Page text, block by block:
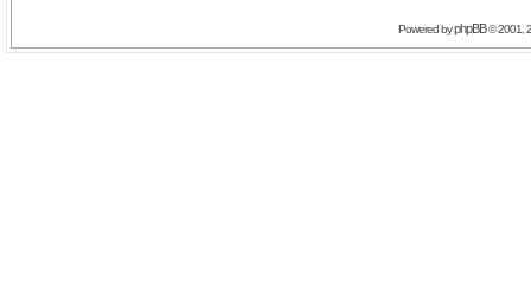
Powered byphpBB© 2001,